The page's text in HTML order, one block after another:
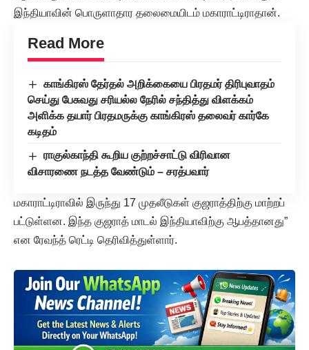
இந்தியாவின் பொருளாதார தலைமையிடம் மகாராட்டிராதான்.
Read More
காங்கிரஸ் தேர்தல் அறிக்கையை பிரதமர் திரிபுவாதம்
செய்து பேசுவது சரியல்ல நேரில் சந்தித்து விளக்கம்
அளிக்க தயார் பிரதமருக்கு காங்கிரஸ் தலைவர் கார்கே
கடிதம்
ராகுல்காந்தி கூறிய குற்றச்சாட்டு விரிவான
விசாரணை நடத்த வேண்டும் – சரத்பவார்
மகாராட்டிராவில் இருந்து 17 முதலீடுகள் குஜராத்திற்கு மாற்றப்
பட்டுள்ளன. இந்த குஜராத் மாடல் இந்தியாவிற்கு ஆபத்தானது”
என ரேவந்த் ரெட்டி தெரிவித்துள்ளார்.